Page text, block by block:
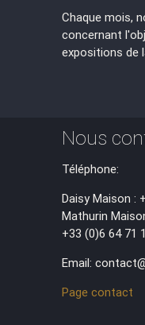
Chaque mois,
concernant
expositions de
Nous
Téléphone:
Daisy Maison :
Mathurin
+33 (0)6 64 71
Email:
Page contact